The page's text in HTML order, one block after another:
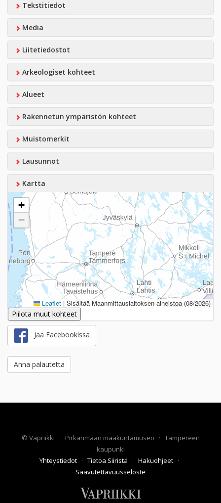
Tekstitiedot
Media
Liitetiedostot
Arkeologiset kohteet
Alueet
Rakennetun ympäristön kohteet
Muistomerkit
Lausunnot
Kartta
+
−
Leaflet | Sisältää Maanmittauslaitoksen aineistoa (08/2026)
Piilota muut kohteet
Jaa Facebookissa
Anna palautetta
© Vapriikki · Pirkanmaan maakuntamuseo · Tampereen
kaupunki
Yhteystiedot · Tietoa Siiristä · Hakuohjeet ·
Saavutettavuusseloste